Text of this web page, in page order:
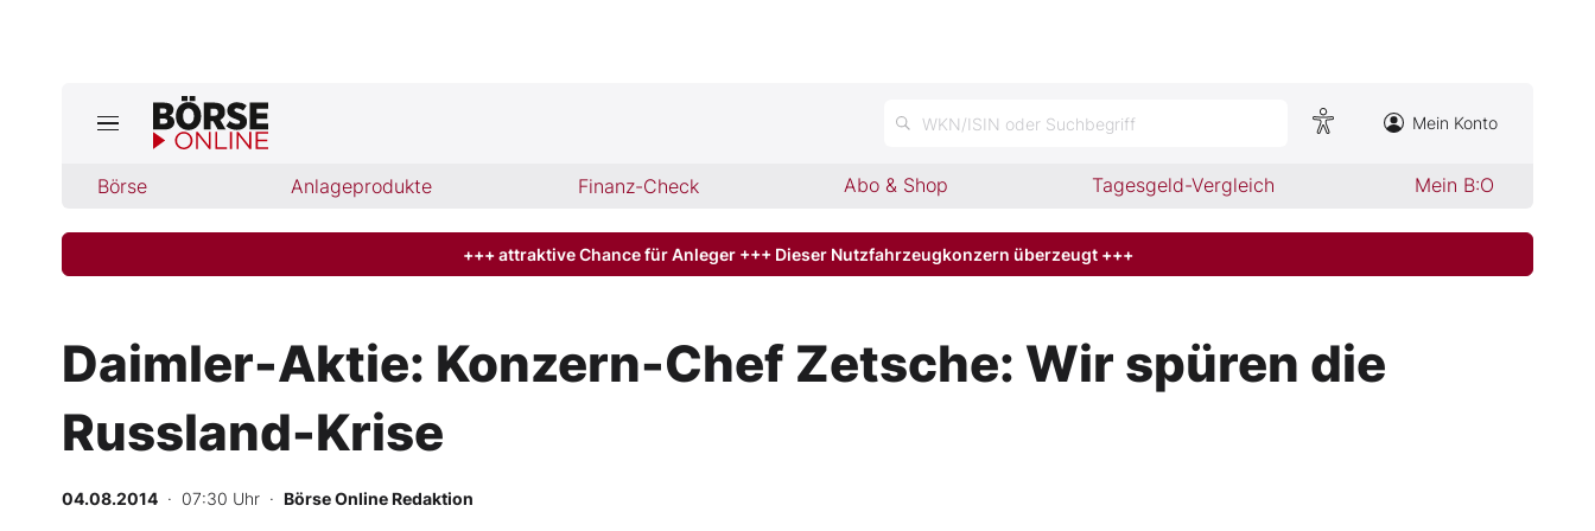
WKN/ISIN oder Suchbegriff Mein Konto
Börse Anlageprodukte Finanz-Check Abo & Shop Tagesgeld-Vergleich Mein B:O
Börse
Abo & Shop
BO-Musterdepots
Experten
+++ attraktive Chance für Anleger +++ Dieser Nutzfahrzeugkonzern überzeugt +++
Daimler-Aktie: Konzern-Chef Zetsche: Wir spüren die
Russland-Krise
04.08.2014 · 07:30 Uhr · Börse Online Redaktion